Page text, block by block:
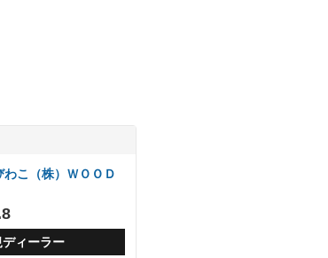
こ（株）ＷＯＯＤ
ディーラー